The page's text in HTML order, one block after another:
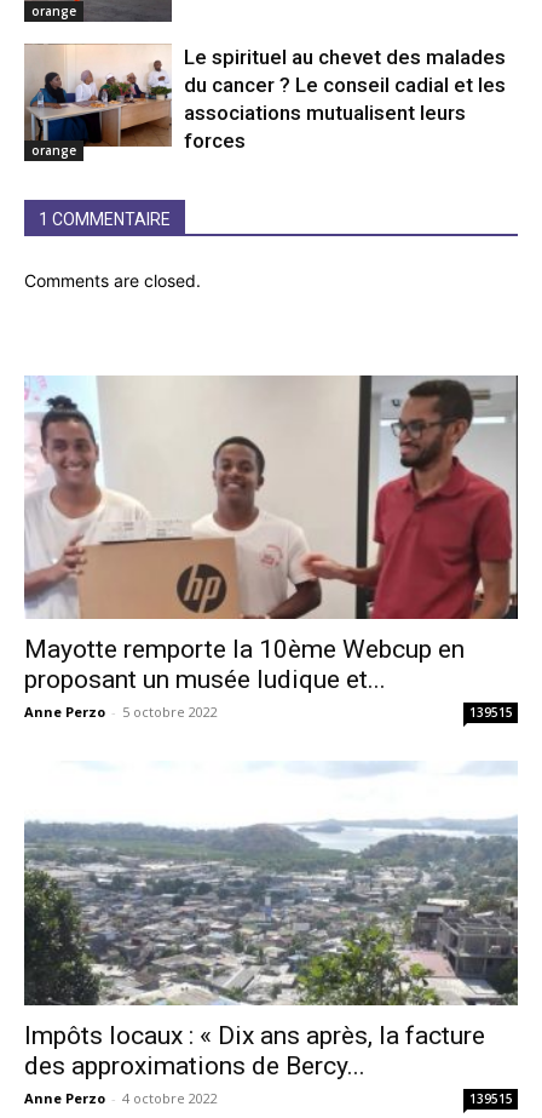
orange
orange
Le spirituel au chevet des malades
du cancer ? Le conseil cadial et les
associations mutualisent leurs
forces
1 COMMENTAIRE
Comments are closed.
Mayotte remporte la 10ème Webcup en
proposant un musée ludique et...
Anne Perzo - 5 octobre 2022 139515
Impôts locaux : « Dix ans après, la facture
des approximations de Bercy...
Anne Perzo - 4 octobre 2022 139515